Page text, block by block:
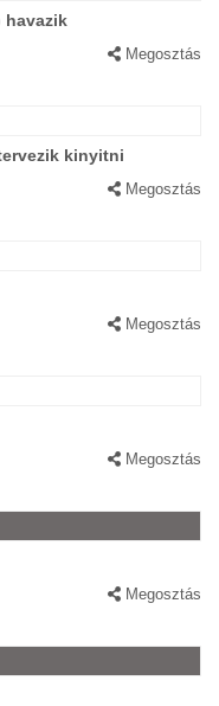
havazik
Megosztás
kinyitni
Megosztás
Megosztás
Megosztás
Megosztás